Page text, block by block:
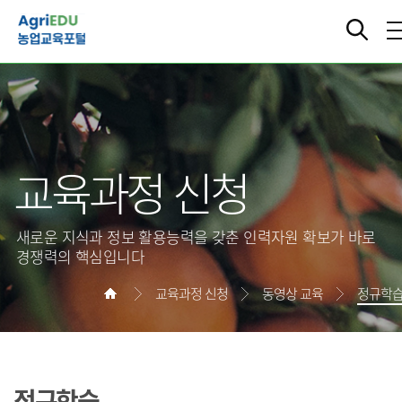
교육과정 신청
새로운 지식과 정보 활용능력을 갖춘 인력자원 확보가 바로
경쟁력의 핵심입니다
교육과정 신청 동영상 교육 정규학